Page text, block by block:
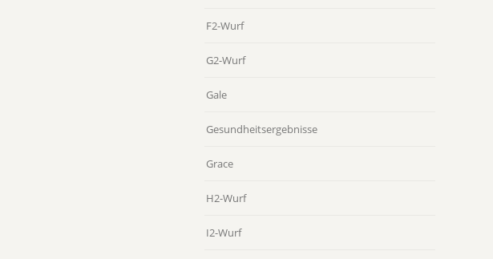
F2-Wurf
G2-Wurf
Gale
Gesundheitsergebnisse
Grace
H2-Wurf
I2-Wurf